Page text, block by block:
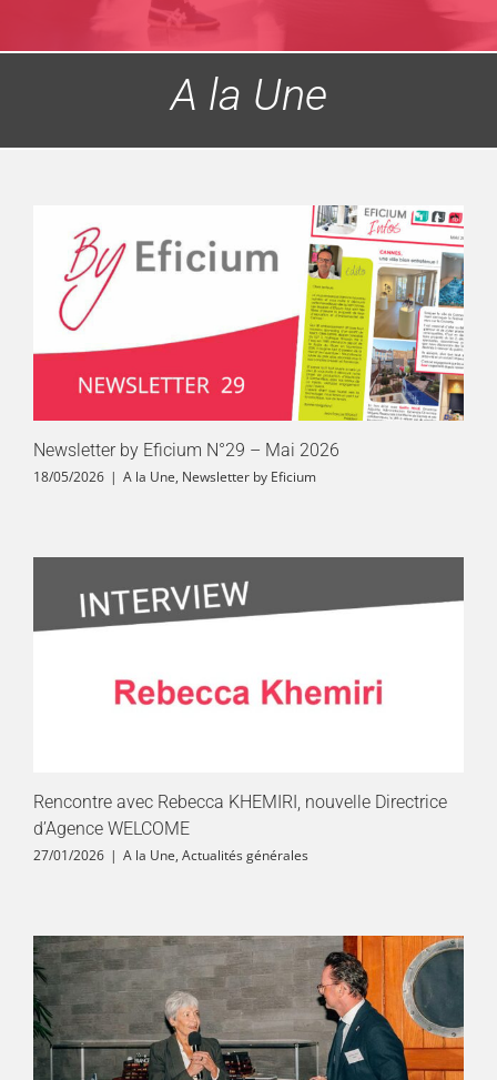
A la Une
Newsletter by Eficium N°29 – Mai 2026
18/05/2026 | A la Une, Newsletter by Eficium
Rencontre avec Rebecca KHEMIRI, nouvelle Directrice
d’Agence WELCOME
27/01/2026 | A la Une, Actualités générales